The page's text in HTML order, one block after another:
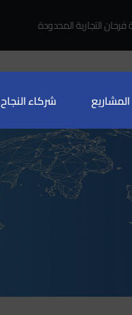
التجارية المحدودة
المشاريع شركاء النجاح